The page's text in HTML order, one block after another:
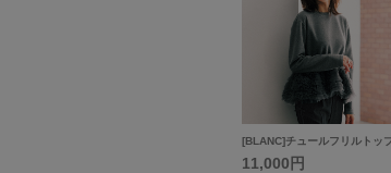
[BLANC]チュールフリルトッ
11,000円